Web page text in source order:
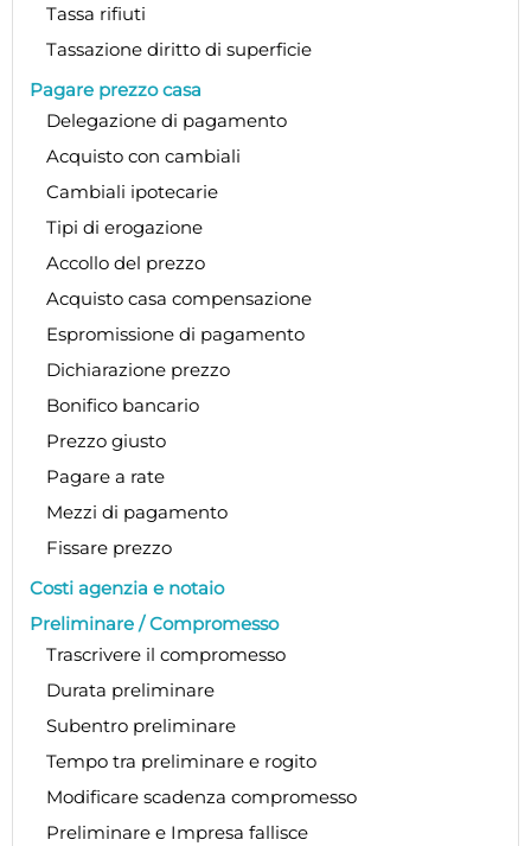
Tassa rifiuti
Tassazione diritto di superficie
Pagare prezzo casa
Delegazione di pagamento
Acquisto con cambiali
Cambiali ipotecarie
Tipi di erogazione
Accollo del prezzo
Acquisto casa compensazione
Espromissione di pagamento
Dichiarazione prezzo
Bonifico bancario
Prezzo giusto
Pagare a rate
Mezzi di pagamento
Fissare prezzo
Costi agenzia e notaio
Preliminare / Compromesso
Trascrivere il compromesso
Durata preliminare
Subentro preliminare
Tempo tra preliminare e rogito
Modificare scadenza compromesso
Preliminare e Impresa fallisce